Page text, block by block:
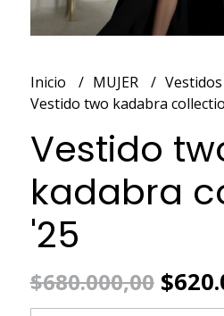
Inicio MUJER
Vestidos
Vestido two kadabra
Vestido
kadabra
'25
$680.000,00